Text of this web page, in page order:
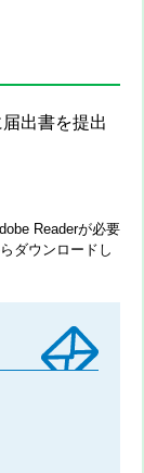
出書を提出
Readerが必要
ダウンロードし